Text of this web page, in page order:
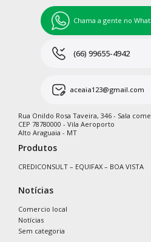
Chama a gente no
(66) 99655-4942
aceaia123@gmail.com
Rua Onildo Rosa Taveira, 346 - Sala
CEP 78780000 - Vila Aeroporto
Alto Araguaia - MT
Produtos
CREDICONSULT – EQUIFAX – BOA VISTA
Notícias
Comercio local
Notícias
Sem categoria